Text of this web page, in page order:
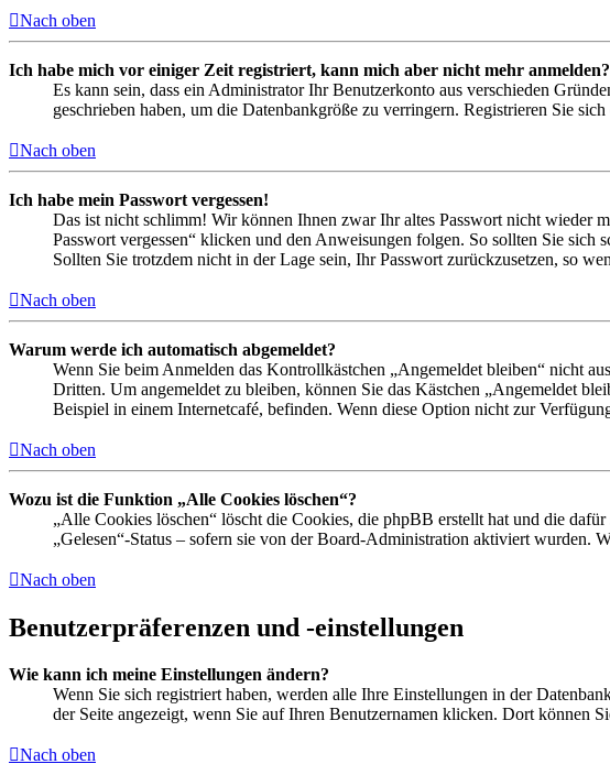
Nach oben
Ich habe mich vor einiger Zeit registriert, kann mich aber nicht mehr
Es kann sein, dass ein Administrator Ihr Benutzerkonto aus verschieden
geschrieben haben, um die Datenbankgröße zu verringern. Registrieren Sie
Nach oben
Ich habe mein Passwort vergessen!
Das ist nicht schlimm! Wir können Ihnen zwar Ihr altes Passwort nicht wieder
Passwort vergessen“ klicken und den Anweisungen folgen. So sollten Sie sich
Sollten Sie trotzdem nicht in der Lage sein, Ihr Passwort zurückzusetzen, so
Nach oben
Warum werde ich automatisch abgemeldet?
Wenn Sie beim Anmelden das Kontrollkästchen „Angemeldet bleiben“ nicht
Dritten. Um angemeldet zu bleiben, können Sie das Kästchen „Angemeldet
Beispiel in einem Internetcafé, befinden. Wenn diese Option nicht zur
Nach oben
Wozu ist die Funktion „Alle Cookies löschen“?
„Alle Cookies löschen“ löscht die Cookies, die phpBB erstellt hat und die
„Gelesen“-Status – sofern sie von der Board-Administration aktiviert wurden.
Nach oben
Benutzerpräferenzen und -einstellungen
Wie kann ich meine Einstellungen ändern?
Wenn Sie sich registriert haben, werden alle Ihre Einstellungen in der
der Seite angezeigt, wenn Sie auf Ihren Benutzernamen klicken. Dort können
Nach oben